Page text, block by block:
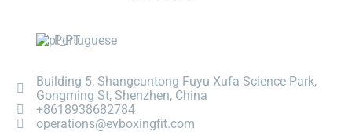
Portuguese
Building 5, Shangcuntong Fuyu Xufa Science Park,
Gongming St, Shenzhen, China
+8618938682784
operations@evboxingfit.com